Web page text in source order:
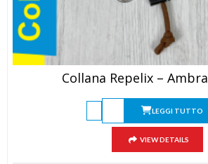
Collana Repelix –
LEGGI TUTTO
VIEW DETAILS